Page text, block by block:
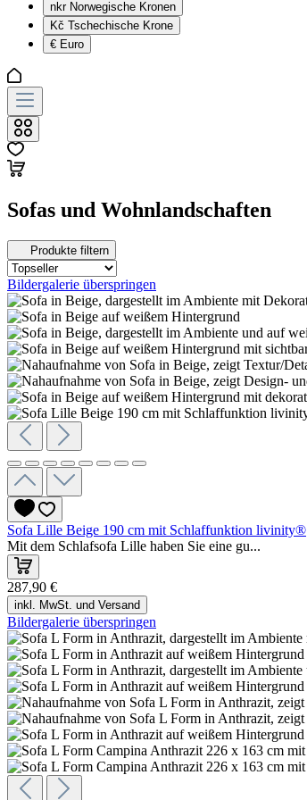
nkr Norwegische Kronen
Kč Tschechische Krone
€ Euro
Sofas und Wohnlandschaften
Produkte filtern
Bildergalerie überspringen
Sofa Lille Beige 190 cm mit Schlaffunktion livinity®
Mit dem Schlafsofa Lille haben Sie eine gu...
287,90 €
inkl. MwSt. und Versand
Bildergalerie überspringen